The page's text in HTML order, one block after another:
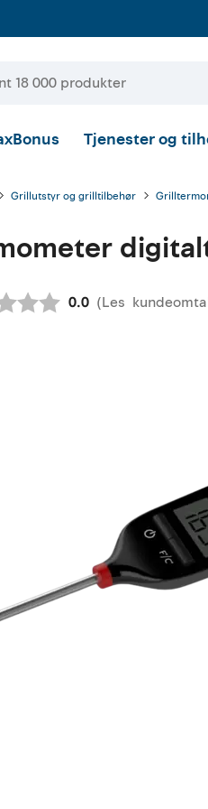
Tjenester og
Grillutstyr og grilltilbehør
0.0 (Les